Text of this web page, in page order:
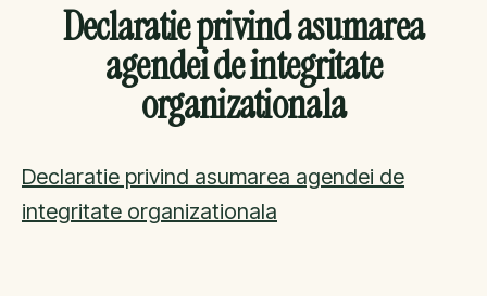
Declaratie privind asumarea
agendei de integritate
organizationala
Declaratie privind asumarea agendei de
integritate organizationala